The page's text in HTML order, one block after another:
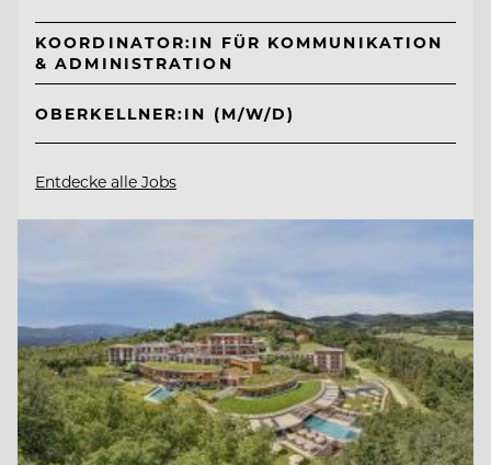
KOORDINATOR:IN FÜR KOMMUNIKATION
& ADMINISTRATION
OBERKELLNER:IN (M/W/D)
Entdecke alle Jobs